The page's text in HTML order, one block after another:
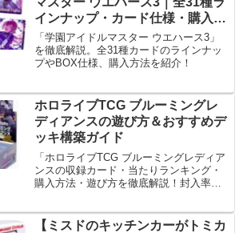
インナップ・カード仕様・購入ガ
イド
「学園アイドルマスター ウエハース3」
を徹底解説。全31種カードのラインナッ
プやBOX仕様、購入方法を紹介！
ホロライブTCG ブルーミングレ
ディアンスの遊び方＆おすすめデ
ッキ構築ガイド
「ホロライブTCG ブルーミングレディア
ンスの収録カード・当たりランキング・
購入方法・遊び方を徹底解説！封入率や
【ミスドのキッチンカーがトミカ